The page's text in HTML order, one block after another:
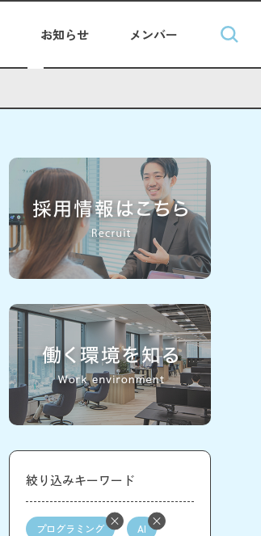
お知らせ メンバー
絞り込みキーワード
プログラミング AI